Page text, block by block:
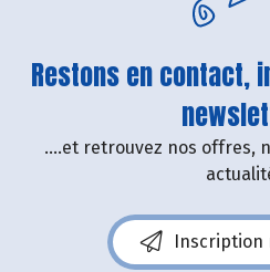
Restons en contact,
....et retrouvez nos offres,
Inscription